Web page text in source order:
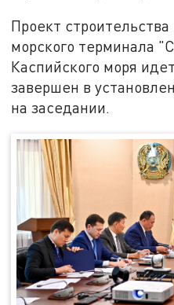
Проект
морского терминала
Каспийского моря
завершен в
на заседании.